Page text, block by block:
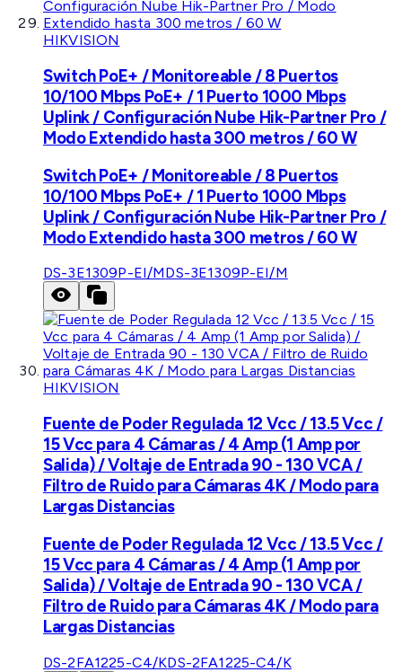
HIKVISION
Switch PoE+ / Monitoreable / 8 Puertos
10/100 Mbps PoE+ / 1 Puerto 1000 Mbps
Uplink / Configuración Nube Hik-Partner Pro /
Modo Extendido hasta 300 metros / 60 W
Switch PoE+ / Monitoreable / 8 Puertos
10/100 Mbps PoE+ / 1 Puerto 1000 Mbps
Uplink / Configuración Nube Hik-Partner Pro /
Modo Extendido hasta 300 metros / 60 W
DS-3E1309P-EI/MDS-3E1309P-EI/M
HIKVISION
Fuente de Poder Regulada 12 Vcc / 13.5 Vcc /
15 Vcc para 4 Cámaras / 4 Amp (1 Amp por
Salida) / Voltaje de Entrada 90 - 130 VCA /
Filtro de Ruido para Cámaras 4K / Modo para
Largas Distancias
Fuente de Poder Regulada 12 Vcc / 13.5 Vcc /
15 Vcc para 4 Cámaras / 4 Amp (1 Amp por
Salida) / Voltaje de Entrada 90 - 130 VCA /
Filtro de Ruido para Cámaras 4K / Modo para
Largas Distancias
DS-2FA1225-C4/KDS-2FA1225-C4/K